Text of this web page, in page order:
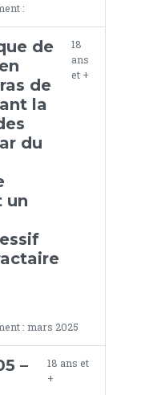
:
de
de
la
du
un
18
ans
et +
: mars 2025
–
18 ans et
+